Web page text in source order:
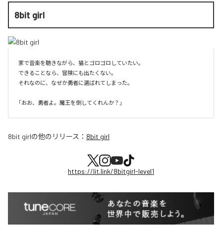
8bit girl
家で音楽を聴きながら、猫とゴロゴロしていたい。
できることなら、冒険にも出たくない。
それなのに、なぜか勇者に選ばれてしまった。
8bit girlの他のリリース： 8bit girl
https://lit.link/8bitgirl-level1